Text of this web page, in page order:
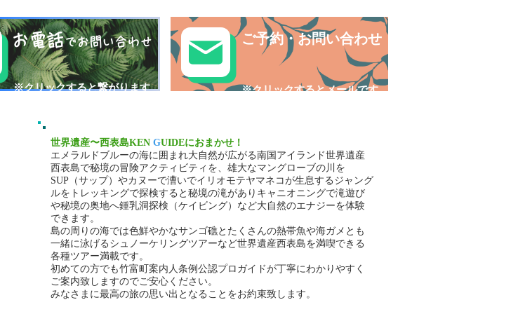
お電話でお問い合わせ
​※クリックすると繋がります
ご予約・お問い合わせ
​※クリックするとメールです
世界遺産〜西表島KEN GUIDEにおまかせ！
エメラルドブルーの海に囲まれ大自然が広がる南国アイランド世界遺産
西表島で秘境の冒険アクティビティを、雄大なマングローブの川を
SUP（サップ）やカヌーで漕いでイリオモテヤマネコが生息するジャング
ルをトレッキングで探検すると秘境の滝がありキャニオニングで滝遊び
や秘境の奥地へ鍾乳洞探検（ケイビング）など大自然のエナジーを体験
できます。
島の周りの海では色鮮やかなサンゴ礁とたくさんの熱帯魚や海ガメとも
一緒に泳げるシュノーケリングツアーなど世界遺産西表島を満喫できる
各種ツアー満載です。
初めての方でも竹富町案内人条例公認プロガイドが丁寧にわかりやすく
ご案内致しますのでご安心ください。
みなさまに最高の旅の思い出となることをお約束致します。